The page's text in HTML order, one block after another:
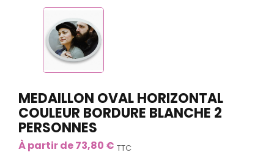
MEDAILLON OVAL HORIZONTAL
COULEUR BORDURE BLANCHE 2
PERSONNES
À partir de 73,80 € TTC